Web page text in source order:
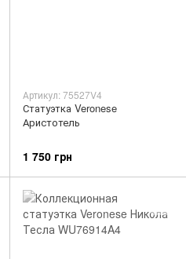
Артикул: 75527V4
Статуэтка Veronese
Аристотель
1 750 грн